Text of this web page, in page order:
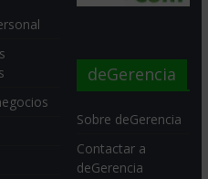
deGerencia
Sobre deGerencia
Contactar a
deGerencia